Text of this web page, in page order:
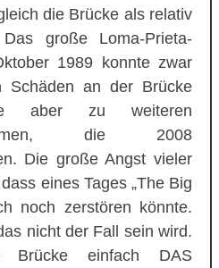
die Brücke als relativ
große Loma-Prieta-
1989 konnte zwar
Schäden an der Brücke
aber zu weiteren
die 2008
Die große Angst vieler
eines Tages „The Big
noch zerstören könnte.
nicht der Fall sein wird.
Brücke einfach DAS